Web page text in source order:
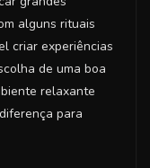
alguns rituais
criar experiências
de uma boa
relaxante
para